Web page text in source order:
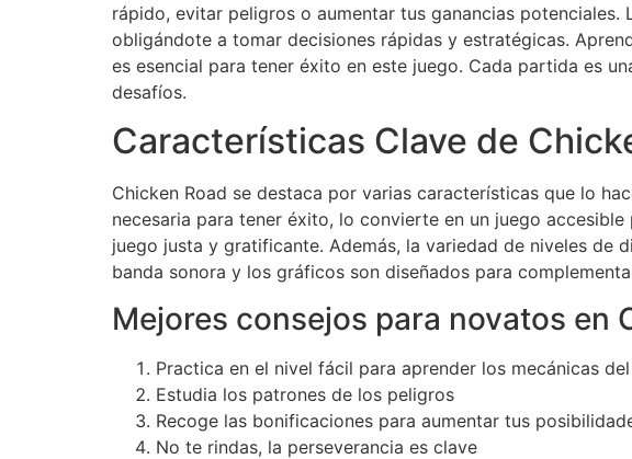
rápido, evitar peligros o aumentar tus ganancias
obligándote a tomar decisiones rápidas y estratégicas.
es esencial para tener éxito en este juego. Cada partida es
desafíos.
Características Clave de
Chicken Road se destaca por varias características que lo
necesaria para tener éxito, lo convierte en un juego
juego justa y gratificante. Además, la variedad de niveles
banda sonora y los gráficos son diseñados para
Mejores consejos para novatos en
Practica en el nivel fácil para aprender los mecánicas
Estudia los patrones de los peligros
Recoge las bonificaciones para aumentar tus
No te rindas, la perseverancia es clave